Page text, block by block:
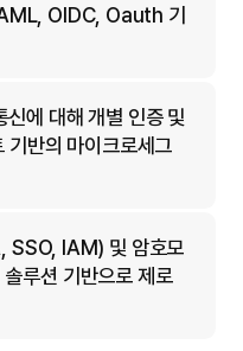
OIDC, Oauth 기
에 대해 개별 인증 및
기반의 마이크로세그
SSO, IAM) 및 암호모
루션 기반으로 제로